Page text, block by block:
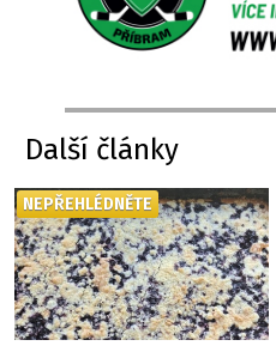
Další články
NEPŘEHLÉDNĚTE